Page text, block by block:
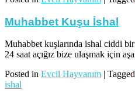
Muhabbet Kuşu İshal
Muhabbet kuşlarında ishal ciddi
24 saat açığız bize ulaşmak için
Posted in Evcil Hayvanım | Tagged
ishal